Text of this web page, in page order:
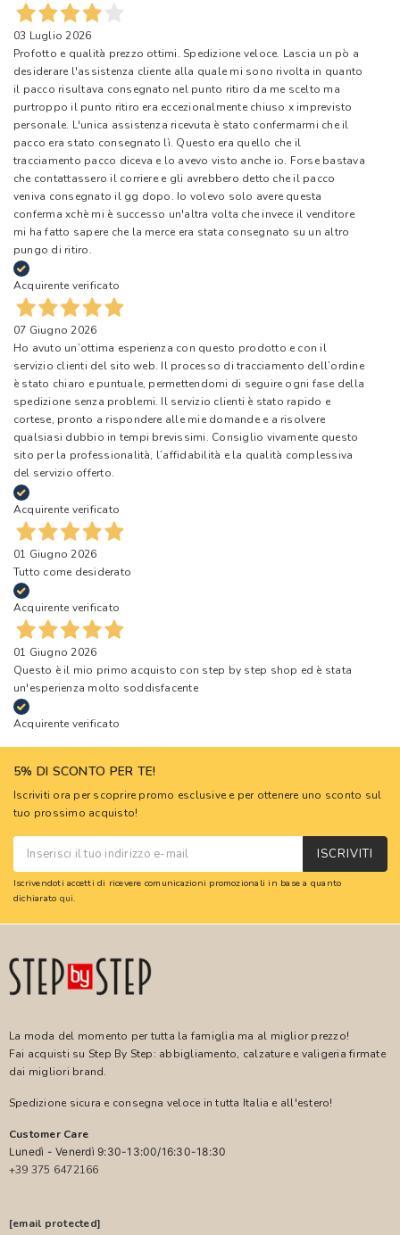
03 Luglio 2026
Profotto e qualità prezzo ottimi. Spedizione veloce. Lascia un pò a
desiderare l'assistenza cliente alla quale mi sono rivolta in quanto
il pacco risultava consegnato nel punto ritiro da me scelto ma
purtroppo il punto ritiro era eccezionalmente chiuso x imprevisto
personale. L'unica assistenza ricevuta è stato confermarmi che il
pacco era stato consegnato lì. Questo era quello che il
tracciamento pacco diceva e lo avevo visto anche io. Forse bastava
che contattassero il corriere e gli avrebbero detto che il pacco
veniva consegnato il gg dopo. Io volevo solo avere questa
conferma xchè mi è successo un'altra volta che invece il venditore
mi ha fatto sapere che la merce era stata consegnato su un altro
pungo di ritiro.
Acquirente verificato
07 Giugno 2026
Ho avuto un’ottima esperienza con questo prodotto e con il
servizio clienti del sito web. Il processo di tracciamento dell’ordine
è stato chiaro e puntuale, permettendomi di seguire ogni fase della
spedizione senza problemi. Il servizio clienti è stato rapido e
cortese, pronto a rispondere alle mie domande e a risolvere
qualsiasi dubbio in tempi brevissimi. Consiglio vivamente questo
sito per la professionalità, l’affidabilità e la qualità complessiva
del servizio offerto.
Acquirente verificato
01 Giugno 2026
Tutto come desiderato
Acquirente verificato
01 Giugno 2026
Questo è il mio primo acquisto con step by step shop ed è stata
un'esperienza molto soddisfacente
Acquirente verificato
5% DI SCONTO PER TE!
Iscriviti ora per scoprire promo esclusive e per ottenere uno sconto sul
tuo prossimo acquisto!
ISCRIVITI
Iscrivendoti accetti di ricevere comunicazioni promozionali in base a quanto
dichiarato qui.
La moda del momento per tutta la famiglia ma al miglior prezzo!
Fai acquisti su Step By Step: abbigliamento, calzature e valigeria firmate
dai migliori brand.
Spedizione sicura e consegna veloce in tutta Italia e all'estero!
Customer Care
Lunedì - Venerdì 9:30-13:00/16:30-18:30
+39 375 6472166
[email protected]